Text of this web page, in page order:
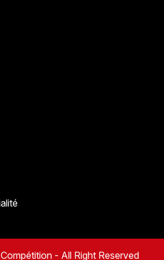
- All Right Reserved